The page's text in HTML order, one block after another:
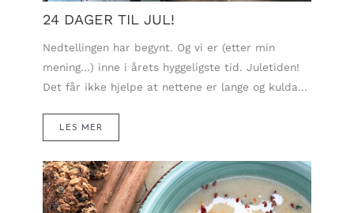
24 DAGER TIL JUL!
Nedtellingen har begynt. Og vi er (etter min
mening…) inne i årets hyggeligste tid. Juletiden!
Det får ikke hjelpe at nettene er lange og kulda…
LES MER